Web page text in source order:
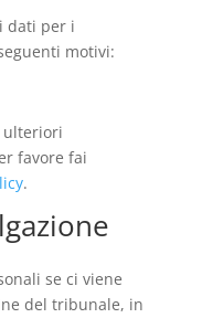
dati per i
motivi:
ulteriori
favore fai
.
se ci viene
del tribunale, in